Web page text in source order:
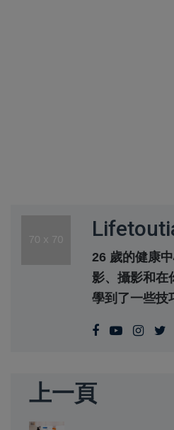
26 歲的健康
影、攝影和在
學到了一些技
上一頁